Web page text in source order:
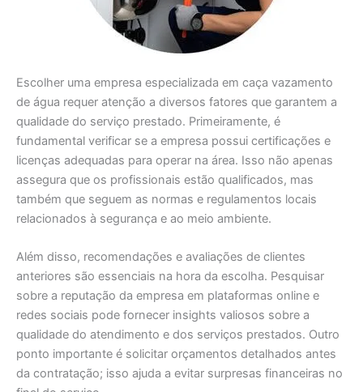
Escolher uma empresa especializada em caça vazamento
de água requer atenção a diversos fatores que garantem a
qualidade do serviço prestado. Primeiramente, é
fundamental verificar se a empresa possui certificações e
licenças adequadas para operar na área. Isso não apenas
assegura que os profissionais estão qualificados, mas
também que seguem as normas e regulamentos locais
relacionados à segurança e ao meio ambiente.
Além disso, recomendações e avaliações de clientes
anteriores são essenciais na hora da escolha. Pesquisar
sobre a reputação da empresa em plataformas online e
redes sociais pode fornecer insights valiosos sobre a
qualidade do atendimento e dos serviços prestados. Outro
ponto importante é solicitar orçamentos detalhados antes
da contratação; isso ajuda a evitar surpresas financeiras no